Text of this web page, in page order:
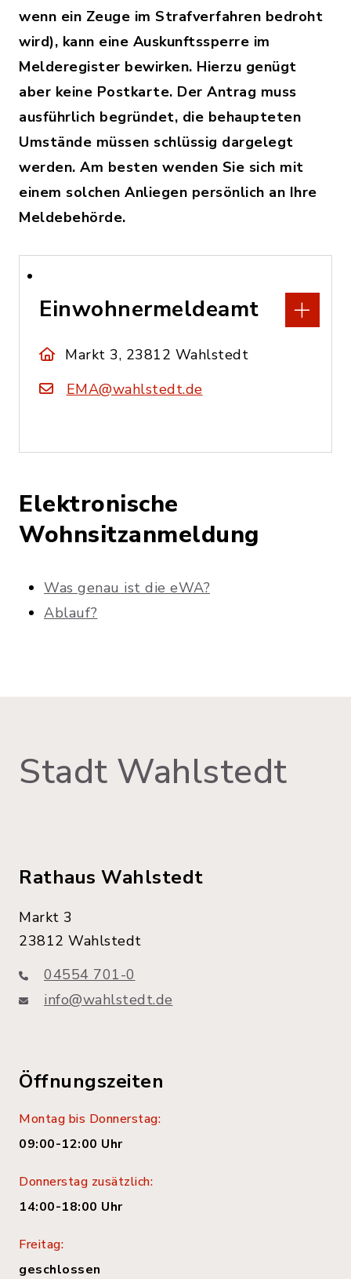
wenn ein Zeuge im Strafverfahren bedroht
wird), kann eine Auskunftssperre im
Melderegister bewirken. Hierzu genügt
aber keine Postkarte. Der Antrag muss
ausführlich begründet, die behaupteten
Umstände müssen schlüssig dargelegt
werden. Am besten wenden Sie sich mit
einem solchen Anliegen persönlich an Ihre
Meldebehörde.
Einwohnermeldeamt
Markt 3, 23812 Wahlstedt
EMA@wahlstedt.de
Elektronische
Wohnsitzanmeldung
Was genau ist die eWA?
Ablauf?
Stadt Wahlstedt
Rathaus Wahlstedt
Markt 3
23812 Wahlstedt
04554 701-0
info@wahlstedt.de
Öffnungszeiten
Montag bis Donnerstag:
09:00-12:00 Uhr
Donnerstag zusätzlich:
14:00-18:00 Uhr
Freitag:
geschlossen